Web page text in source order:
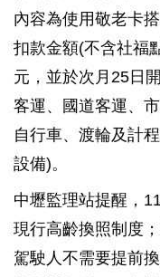
內容為使用敬老卡
扣款金額(不含社福
元，並於次月25日
客運、國道客運、
自行車、渡輪及計
設備)。
中壢監理站提醒，
現行高齡換照制度
駕駛人不需要提前